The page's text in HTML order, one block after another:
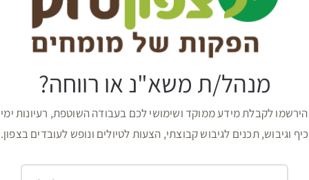
מנהל/ת משא"נ או רווחה?
הירשמו לקבלת מידע ממוקד ושימושי לכם בעבודה השוטפת, רעיונות ימי
כיף וגיבוש, תכנים לגיבוש קבוצתי, הצעות לטיולים ונופש לעובדים בצפון.